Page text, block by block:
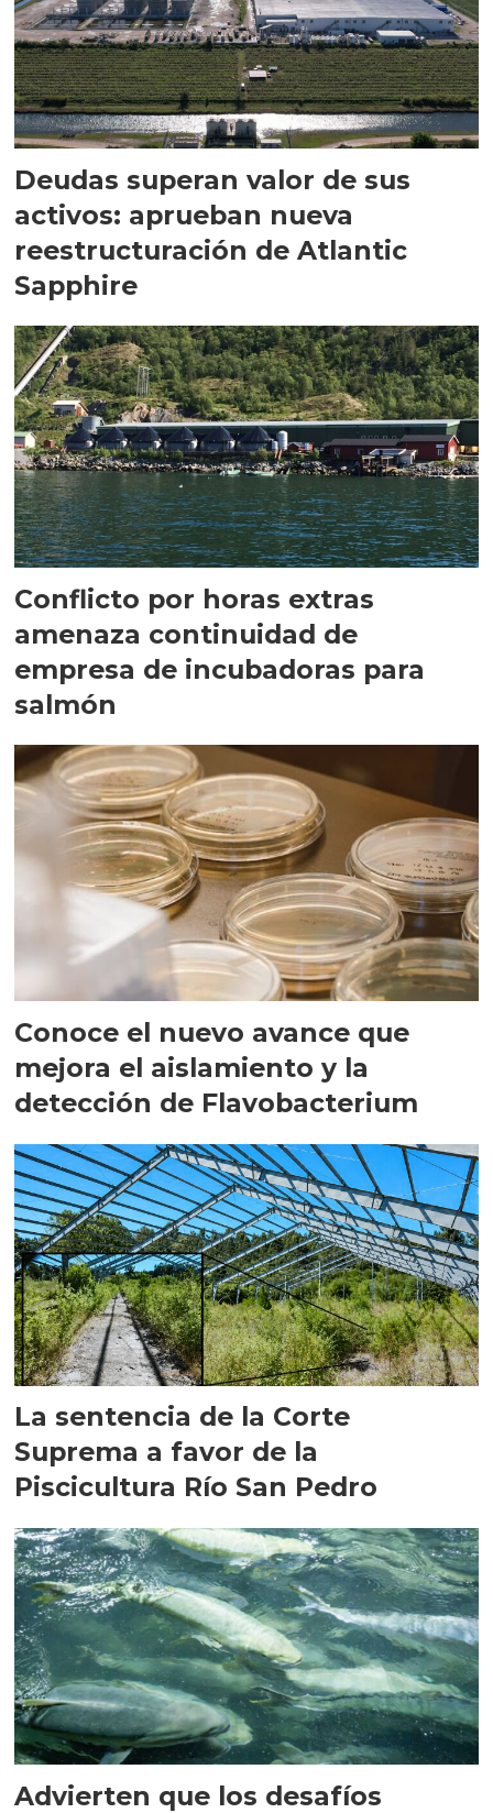
Deudas superan valor de sus
activos: aprueban nueva
reestructuración de Atlantic
Sapphire
Conflicto por horas extras
amenaza continuidad de
empresa de incubadoras para
salmón
Conoce el nuevo avance que
mejora el aislamiento y la
detección de Flavobacterium
La sentencia de la Corte
Suprema a favor de la
Piscicultura Río San Pedro
Advierten que los desafíos